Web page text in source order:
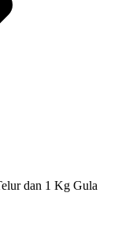
dan 1 Kg Gula